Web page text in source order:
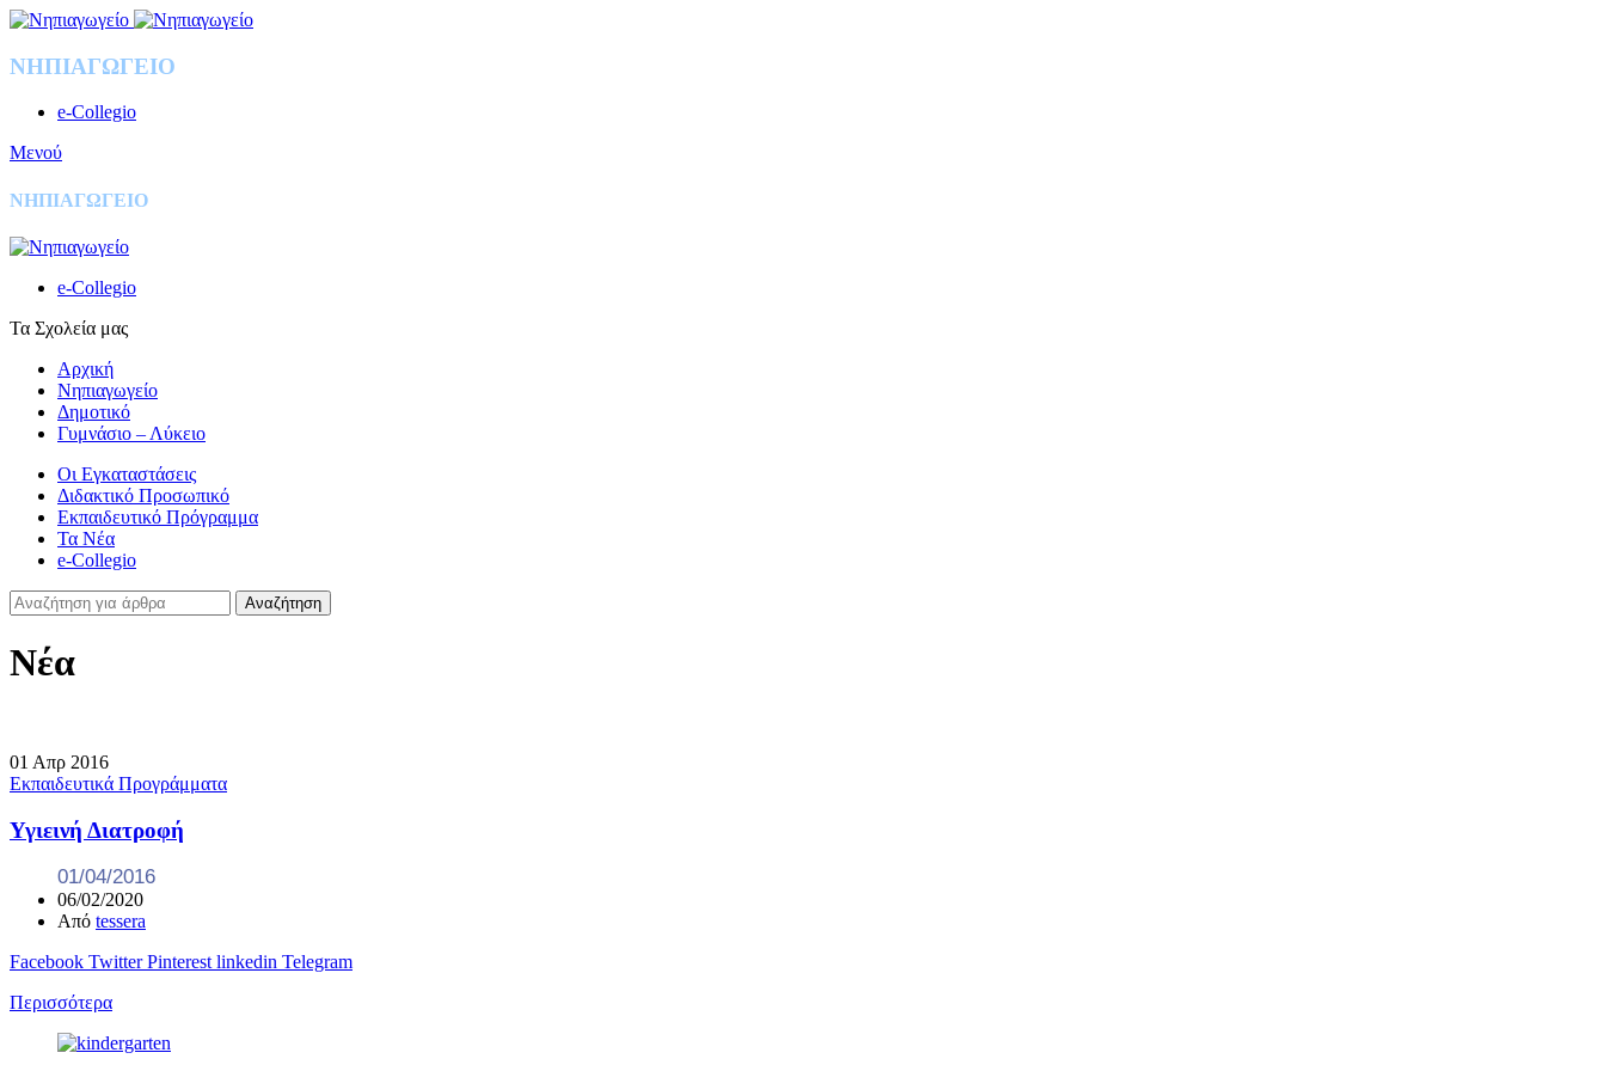
ΝΗΠΙΑΓΩΓΕΙΟ
e-Collegio
Μενού
ΝΗΠΙΑΓΩΓΕΙΟ
e-Collegio
Τα Σχολεία μας
Αρχική
Νηπιαγωγείο
Δημοτικό
Γυμνάσιο – Λύκειο
Οι Eγκαταστάσεις
Διδακτικό Προσωπικό
Εκπαιδευτικό Πρόγραμμα
Τα Νέα
e-Collegio
Αναζήτηση
Νέα
01 Απρ 2016
Εκπαιδευτικά Προγράμματα
Υγιεινή Διατροφή
01/04/2016
06/02/2020
Από tessera
Facebook Twitter Pinterest linkedin Telegram
Περισσότερα